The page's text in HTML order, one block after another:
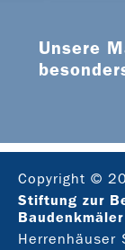
Unsere
Copyright ©
Stiftung zur
Herrenhäuser